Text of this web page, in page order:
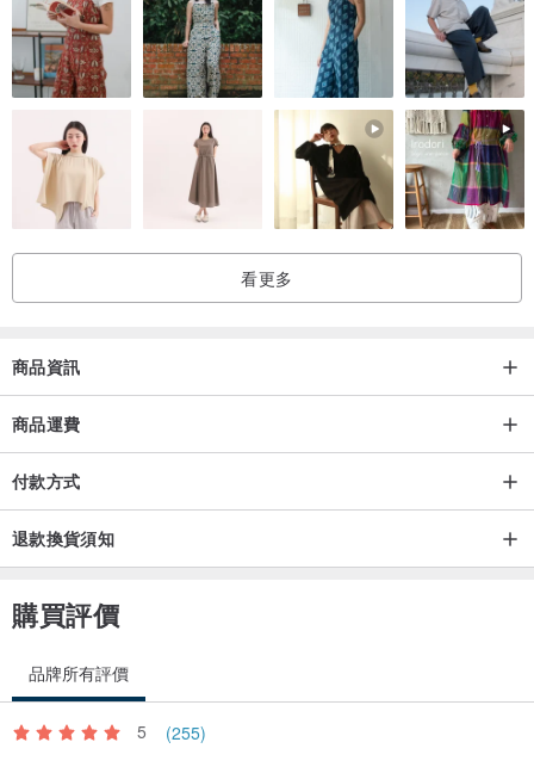
◆尺寸
肩長約63cm
◆規格
材質：提花、皮革
看更多
商品資訊
商品運費
付款方式
退款換貨須知
購買評價
品牌所有評價
5 (255)